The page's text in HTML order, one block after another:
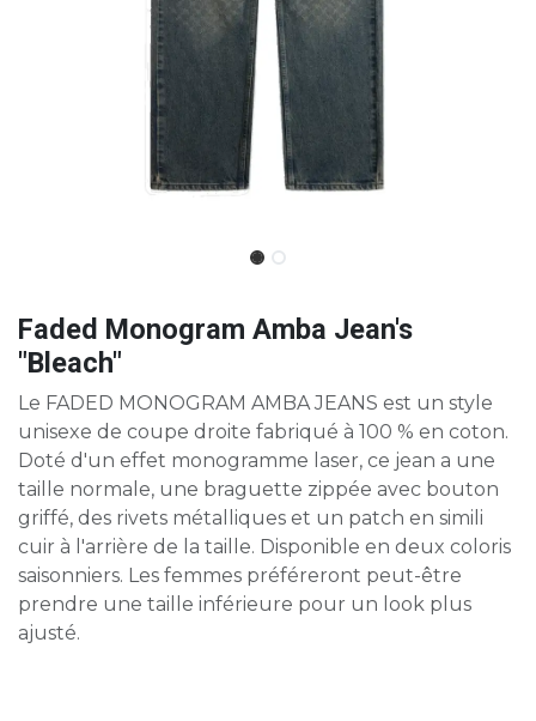
Faded Monogram Amba Jean's
"Bleach"
Le FADED MONOGRAM AMBA JEANS est un style
unisexe de coupe droite fabriqué à 100 % en coton.
Doté d'un effet monogramme laser, ce jean a une
taille normale, une braguette zippée avec bouton
griffé, des rivets métalliques et un patch en simili
cuir à l'arrière de la taille. Disponible en deux coloris
saisonniers. Les femmes préféreront peut-être
prendre une taille inférieure pour un look plus
ajusté.